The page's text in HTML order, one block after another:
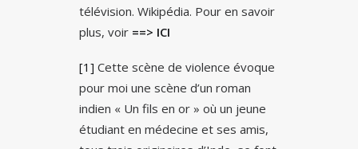
télévision. Wikipédia. Pour en savoir
plus, voir ==> ICI
[1] Cette scène de violence évoque
pour moi une scène d’un roman
indien « Un fils en or » où un jeune
étudiant en médecine et ses amis,